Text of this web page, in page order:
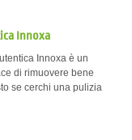
Innoxa
Innoxa è un
di rimuovere bene
se cerchi una pulizia